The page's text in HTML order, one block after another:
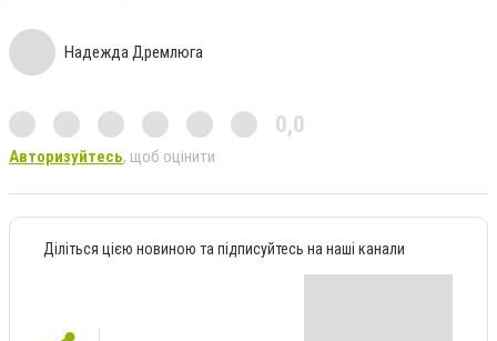
Надежда Дремлюга
0,0
Авторизуйтесь, щоб оцінити
Діліться цією новиною та підписуйтесь на наші канали